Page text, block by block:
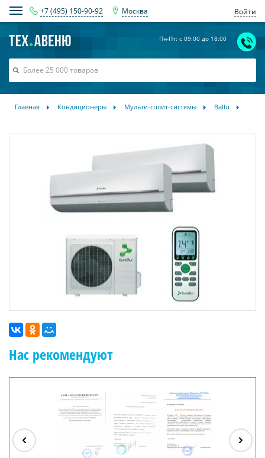
+7 (495) 150-90-92 Москва Войти
Пн-Пт: с 09:00 до 18:00
Главная Кондиционеры Мульти-сплит-системы Ballu
Нас рекомендуют